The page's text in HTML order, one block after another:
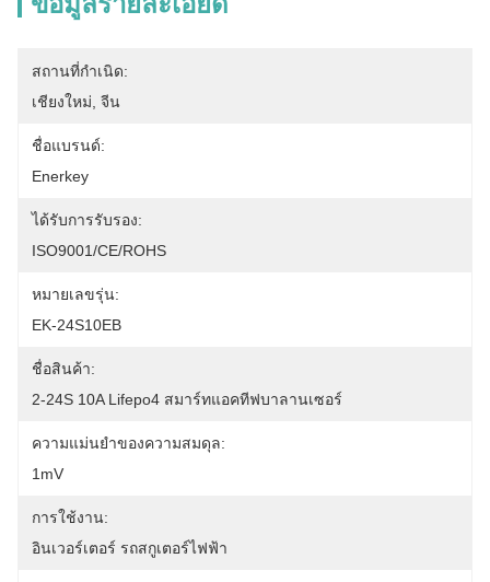
สถานที่กำเนิด:
เชียงใหม่, จีน
ชื่อแบรนด์:
Enerkey
ได้รับการรับรอง:
ISO9001/CE/ROHS
หมายเลขรุ่น:
EK-24S10EB
ชื่อสินค้า:
2-24S 10A Lifepo4 สมาร์ทแอคทีฟบาลานเซอร์
ความแม่นยำของความสมดุล:
1mV
การใช้งาน:
อินเวอร์เตอร์ รถสกูเตอร์ไฟฟ้า